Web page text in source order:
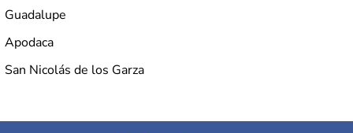
Guadalupe
Apodaca
San Nicolás de los Garza